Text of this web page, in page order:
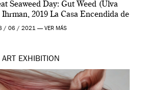
Seaweed Day: Gut Weed (Ulva
2019 La Casa Encendida de
y la Wellcome […]
/ 06 / 2021 — VER MÁS
ART EXHIBITION